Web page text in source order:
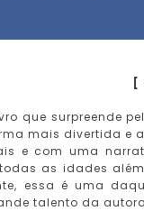
[
que surpreende
mais divertida e
e com uma
as idades
essa é uma
talento da